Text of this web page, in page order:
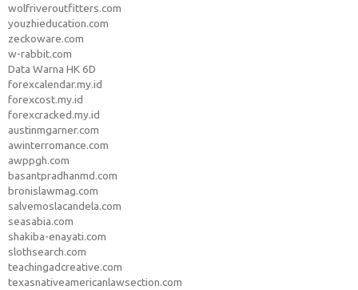
wolfriveroutfitters.com
youzhieducation.com
zeckoware.com
w-rabbit.com
Data Warna HK 6D
forexcalendar.my.id
forexcost.my.id
forexcracked.my.id
austinmgarner.com
awinterromance.com
awppgh.com
basantpradhanmd.com
bronislawmag.com
salvemoslacandela.com
seasabia.com
shakiba-enayati.com
slothsearch.com
teachingadcreative.com
texasnativeamericanlawsection.com